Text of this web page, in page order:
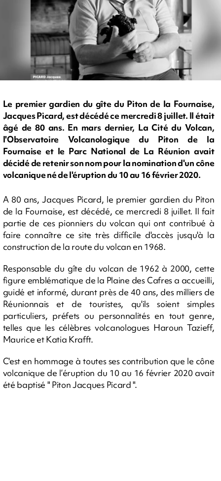
Le premier gardien du gîte du Piton de la Fournaise,
Jacques Picard, est décédé ce mercredi 8 juillet. Il était
âgé de 80 ans. En mars dernier, La Cité du Volcan,
l'Observatoire Volcanologique du Piton de la
Fournaise et le Parc National de La Réunion avait
décidé de retenir son nom pour la nomination d'un cône
volcanique né de l'éruption du 10 au 16 février 2020.
A 80 ans, Jacques Picard, le premier gardien du Piton
de la Fournaise, est décédé, ce mercredi 8 juillet. Il fait
partie de ces pionniers du volcan qui ont contribué à
faire connaître ce site très difficile d'accès jusqu'à la
construction de la route du volcan en 1968.
Responsable du gîte du volcan de 1962 à 2000, cette
figure emblématique de la Plaine des Cafres a accueilli,
guidé et informé, durant près de 40 ans, des milliers de
Réunionnais et de touristes, qu'ils soient simples
particuliers, préfets ou personnalités en tout genre,
telles que les célèbres volcanologues Haroun Tazieff,
Maurice et Katia Krafft.
C'est en hommage à toutes ses contribution que le cône
volcanique de l’éruption du 10 au 16 février 2020 avait
été baptisé " Piton Jacques Picard ".